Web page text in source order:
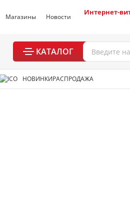
Магазины Новости
Интернет-
КАТАЛОГ
НОВИНКИРАСПРОДАЖА